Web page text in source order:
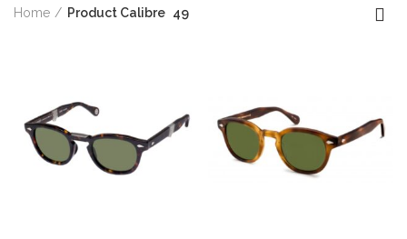
Home Product Calibre 49